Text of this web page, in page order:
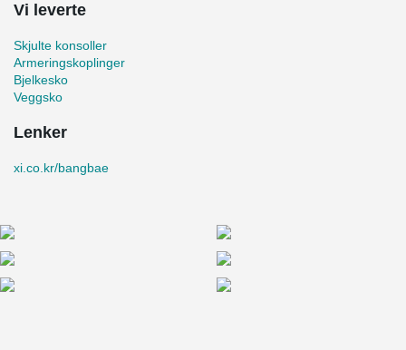
Vi leverte
Skjulte konsoller
Armeringskoplinger
Bjelkesko
Veggsko
Lenker
xi.co.kr/bangbae